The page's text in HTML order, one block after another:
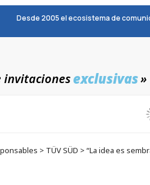
Desde 2005 el ecosistema de
invitacionesexclusivas»